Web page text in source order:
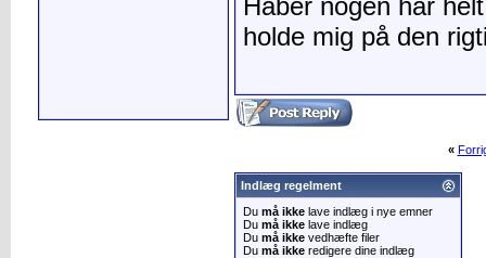
Håber nogen har
holde mig på den
«
Indlæg regelment
Du må ikke lave indlæg i nye emner
Du må ikke lave indlæg
Du må ikke vedhæfte filer
Du må ikke redigere dine indlæg